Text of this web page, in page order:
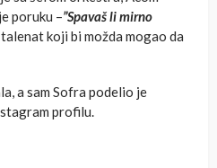
poruku –”Spavaš li mirno
koji bi možda mogao da
a sam Sofra podelio je
profilu.